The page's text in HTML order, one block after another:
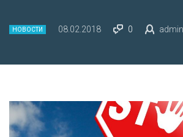
НОВОСТИ 08.02.2018 0 admin